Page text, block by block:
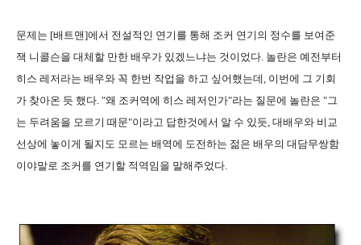
문제는 [배트맨]에서 전설적인 연기를 통해 조커 연기의 정수를 보여준
잭 니콜슨을 대체할 만한 배우가 있겠느냐는 것이었다. 놀란은 예전부터
히스 레저라는 배우와 꼭 한번 작업을 하고 싶어했는데, 이번에 그 기회
가 찾아온 듯 했다. "왜 조커역에 히스 레저인가"라는 질문에 놀란은 "그
는 두려움을 모르기 때문"이라고 답한것에서 알 수 있듯, 대배우와 비교
선상에 놓이게 될지도 모르는 배역에 도전하는 젊은 배우의 대담무쌍함
이야말로 조커를 연기할 적역임을 말해주었다.